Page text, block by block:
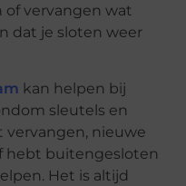
of vervangen wat
dat je sloten weer
kan helpen bij
sleutels en
vervangen, nieuwe
hebt buitengesloten
Het is altijd